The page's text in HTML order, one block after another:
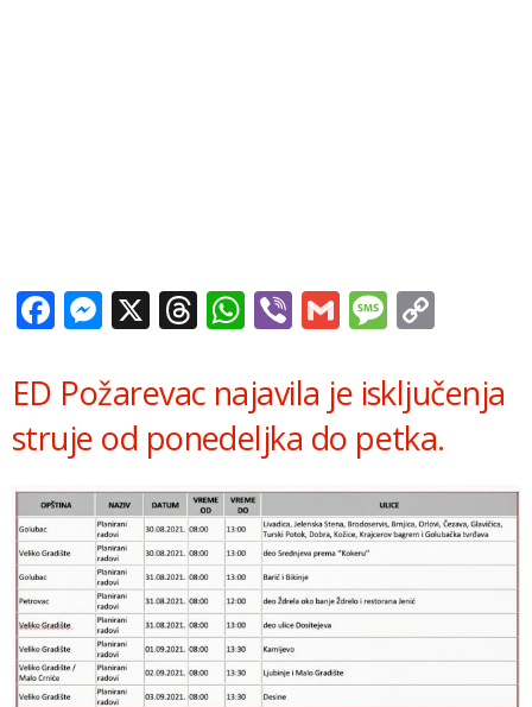
Facebook
Messenger
X Threads
WhatsApp
ViberGmail
ED Požarevac najavila je isključenja
struje od ponedeljka do petka.